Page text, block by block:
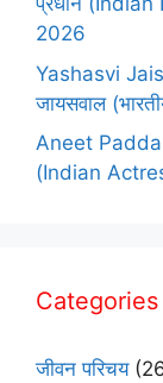
2026
Yashasvi
जायसवाल
Aneet
(Indian
Categories
जीवन परिचय